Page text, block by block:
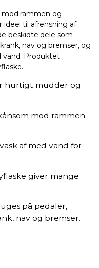
rammen og
ideel til afrensning af
beskidte dele som
nav og bremser, og
vand. Produktet
hurtigt mudder og
mod rammen
af med vand for
giver mange
på pedaler,
nav og bremser.